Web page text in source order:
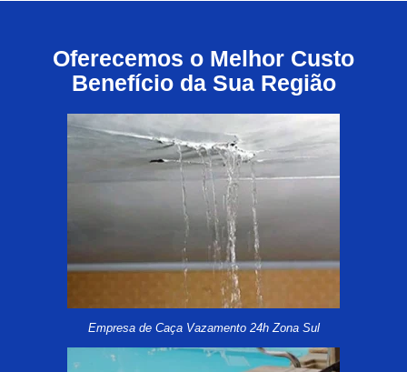
Oferecemos o Melhor Custo
Benefício da Sua Região
Empresa de Caça Vazamento 24h Zona Sul